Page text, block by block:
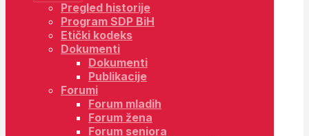
Pregled historije
Program SDP BiH
Etički kodeks
Dokumenti
Dokumenti
Publikacije
Forumi
Forum mladih
Forum žena
Forum seniora